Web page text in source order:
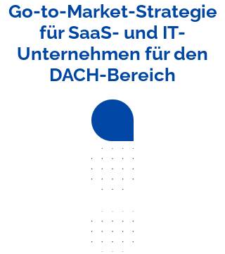
Go-to-Market-Strategie
für SaaS- und IT-
Unternehmen für den
DACH-Bereich